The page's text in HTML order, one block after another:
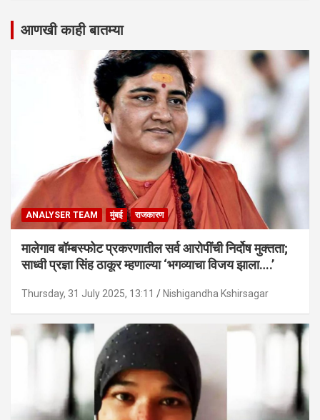
आणखी काही बातम्या
ANALYSER TEAM मुंबई राजकारण
मालेगाव बॉम्बस्फोट प्रकरणातील सर्व आरोपींची निर्दोष मुक्तता;
साध्वी प्रज्ञा सिंह ठाकूर म्हणाल्या ‘भगव्याचा विजय झाला….’
Thursday, 31 July 2025, 13:11 Nishigandha Kshirsagar